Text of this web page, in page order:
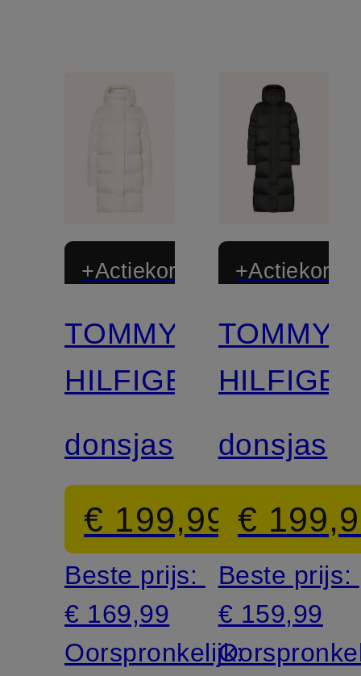
+Actiekorting
TOMMY
HILFIGER
donsjas
€ 199,99
Beste prijs:
€ 169,99
Oorspronkelijk:
TOMMY
donsjas
€
Beste prijs:
€ 159,99